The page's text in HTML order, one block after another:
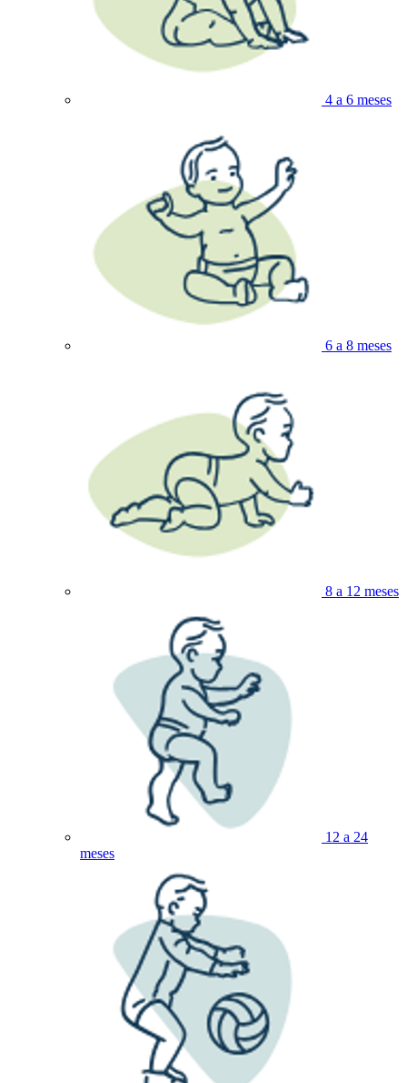
4 a 6 meses
6 a 8 meses
8 a 12 meses
12 a 24
meses